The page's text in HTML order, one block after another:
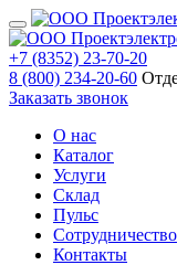
+7 (8352) 23-70-20
8 (800) 234-20-60
Заказать звонок
О нас
Каталог
Услуги
Склад
Пульс
Сотрудничество
Контакты